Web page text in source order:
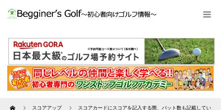
Home スコアアップ
スコアカードにスコアを記入する際、パット数も記載してい